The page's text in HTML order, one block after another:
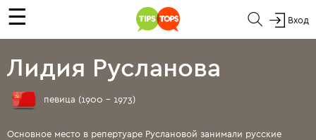
☰ Вход
Лидия Русланова
певица (1900 - 1973)
Основное место в репертуаре Руслановой занимали русские